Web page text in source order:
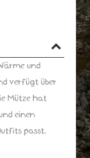
und
verfügt über
Mütze hat
einen
passt.